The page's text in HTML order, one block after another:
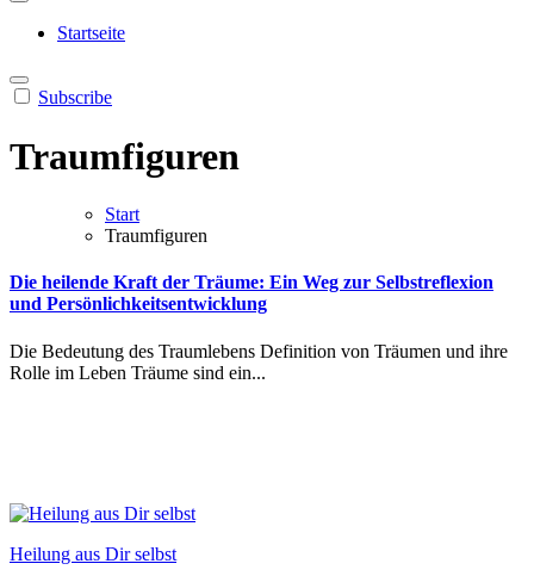
Startseite
Subscribe
Traumfiguren
Start
Traumfiguren
Die heilende Kraft der Träume: Ein Weg zur Selbstreflexion
und Persönlichkeitsentwicklung
Die Bedeutung des Traumlebens Definition von Träumen und ihre
Rolle im Leben Träume sind ein...
Heilung aus Dir selbst